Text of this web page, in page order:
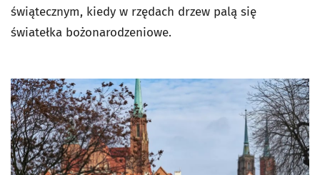
świątecznym, kiedy w rzędach drzew palą się
światełka bożonarodzeniowe.